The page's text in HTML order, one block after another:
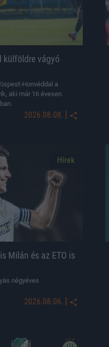
külföldre vágyó
Honvéddal a
aki már 16 évesen
2026.08.08. |
Hírek
Milán és az ETO is
négyéves
2026.08.06. |